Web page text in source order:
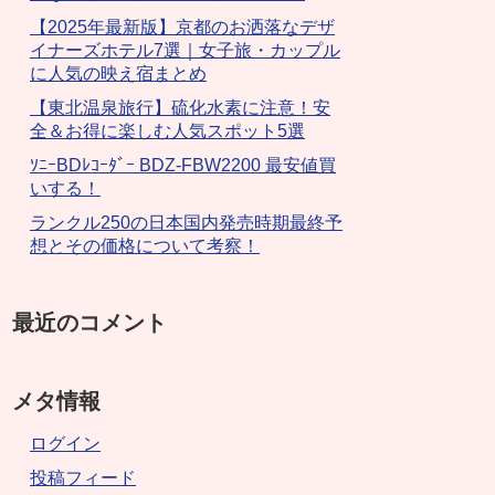
【2025年最新版】京都のお洒落なデザ
イナーズホテル7選｜女子旅・カップル
に人気の映え宿まとめ
【東北温泉旅行】硫化水素に注意！安
全＆お得に楽しむ人気スポット5選
ｿﾆｰBDﾚｺｰﾀﾞｰ BDZ-FBW2200 最安値買
いする！
ランクル250の日本国内発売時期最終予
想とその価格について考察！
最近のコメント
メタ情報
ログイン
投稿フィード